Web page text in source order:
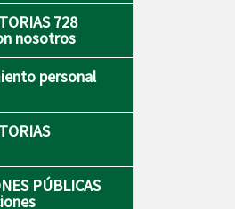
728
nosotros
personal
PÚBLICAS